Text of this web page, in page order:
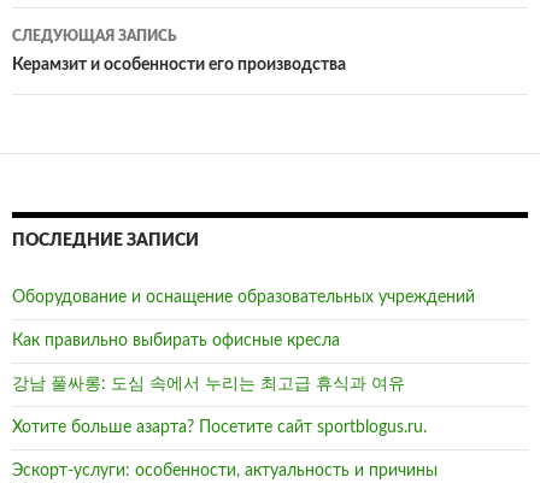
записям
СЛЕДУЮЩАЯ ЗАПИСЬ
Керамзит и особенности его производства
ПОСЛЕДНИЕ ЗАПИСИ
Оборудование и оснащение образовательных учреждений
Как правильно выбирать офисные кресла
강남 풀싸롱: 도심 속에서 누리는 최고급 휴식과 여유
Хотите больше азарта? Посетите сайт sportblogus.ru.
Эскорт-услуги: особенности, актуальность и причины